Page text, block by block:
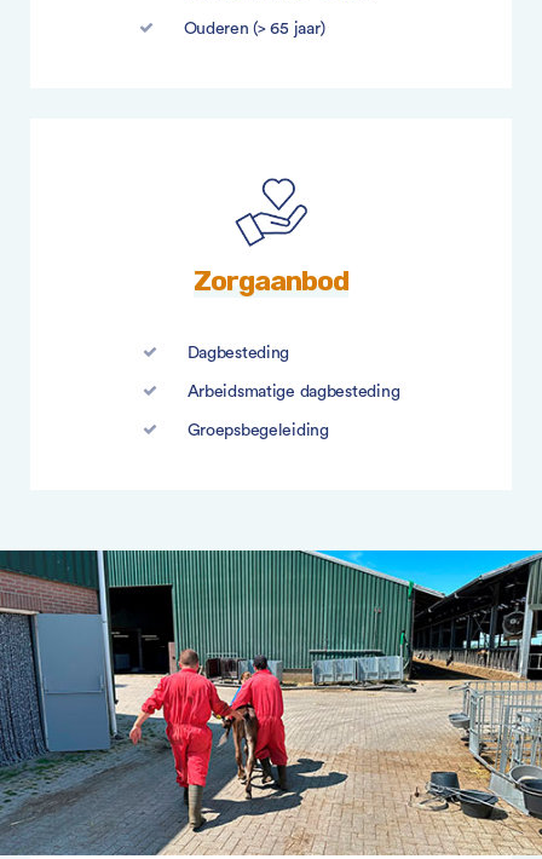
Ouderen (> 65 jaar)
Zorgaanbod
Dagbesteding
Arbeidsmatige dagbesteding
Groepsbegeleiding